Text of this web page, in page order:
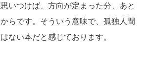
いつけば、方向が定まった分、あと
らです。そういう意味で、孤独人間
ない本だと感じております。